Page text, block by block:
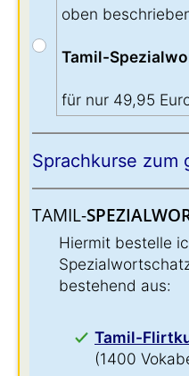
oben
Tamil-
für nur 49,95
Sprachkurse zum
TAMIL-
Hiermit bestelle
bestehend aus:
Tamil-
(1400